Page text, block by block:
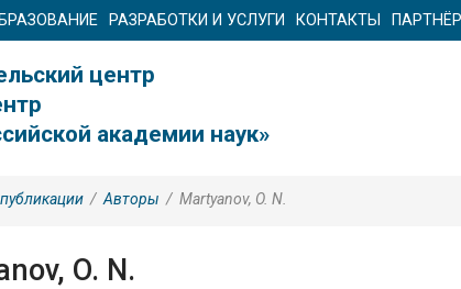
РАЗРАБОТКИ И УСЛУГИ КОНТАКТЫ
центр
академии наук»
/ Авторы / Martyanov, O. N.
O. N.